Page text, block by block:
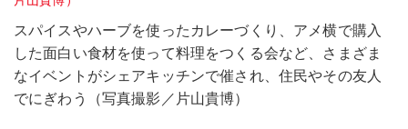
スパイスやハーブを使ったカレーづくり、アメ横で購入
した面白い食材を使って料理をつくる会など、さまざま
なイベントがシェアキッチンで催され、住民やその友人
でにぎわう（写真撮影／片山貴博）